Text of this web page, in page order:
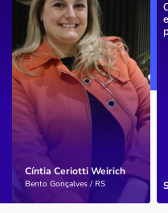
Cíntia Ceriotti Weirich
Bento Gonçalves / RS